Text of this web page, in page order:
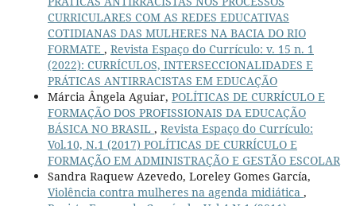
CURRICULARES COM AS REDES EDUCATIVAS
COTIDIANAS DAS MULHERES NA BACIA DO RIO
FORMATE , Revista Espaço do Currículo: v. 15 n. 1
(2022): CURRÍCULOS, INTERSECCIONALIDADES E
PRÁTICAS ANTIRRACISTAS EM EDUCAÇÃO
Márcia Ângela Aguiar, POLÍTICAS DE CURRÍCULO E
FORMAÇÃO DOS PROFISSIONAIS DA EDUCAÇÃO
BÁSICA NO BRASIL , Revista Espaço do Currículo:
Vol.10, N.1 (2017) POLÍTICAS DE CURRÍCULO E
FORMAÇÃO EM ADMINISTRAÇÃO E GESTÃO ESCOLAR
Sandra Raquew Azevedo, Loreley Gomes García,
Violência contra mulheres na agenda midiática ,